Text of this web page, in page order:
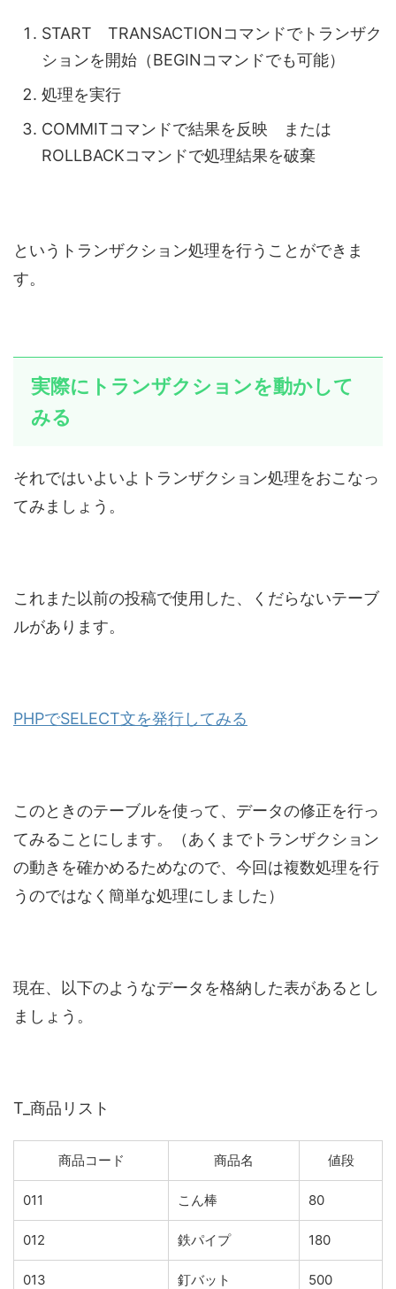
START TRANSACTIONコマンドでトランザク
ションを開始（BEGINコマンドでも可能）
処理を実行
COMMITコマンドで結果を反映 または
ROLLBACKコマンドで処理結果を破棄
というトランザクション処理を行うことができま
す。
実際にトランザクションを動かして
みる
それではいよいよトランザクション処理をおこなっ
てみましょう。
これまた以前の投稿で使用した、くだらないテーブ
ルがあります。
PHPでSELECT文を発行してみる
このときのテーブルを使って、データの修正を行っ
てみることにします。（あくまでトランザクション
の動きを確かめるためなので、今回は複数処理を行
うのではなく簡単な処理にしました）
現在、以下のようなデータを格納した表があるとし
ましょう。
T_商品リスト
商品コード 商品名 値段
011 こん棒 80
012 鉄パイプ 180
013 釘バット 500